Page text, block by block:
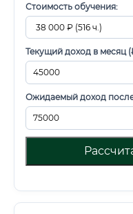
Стоимость обучения:
Текущий доход в месяц
Ожидаемый доход